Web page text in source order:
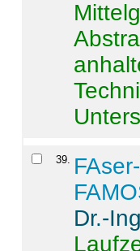
39.
Dr.-